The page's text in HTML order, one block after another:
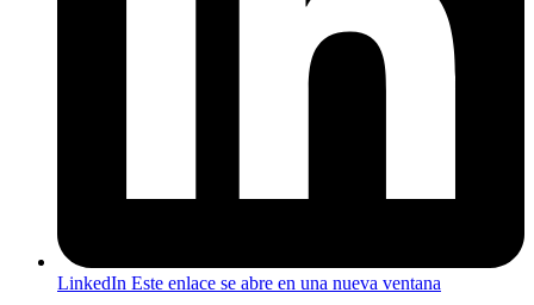
LinkedIn Este enlace se abre en una nueva ventana